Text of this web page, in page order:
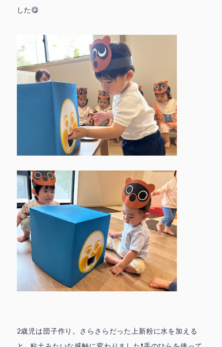
した😋
2歳児は団子作り。さらさらだった上新粉に水を加える